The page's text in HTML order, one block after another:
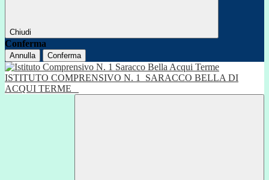
Chiudi
Conferma
Annulla Conferma
ISTITUTO COMPRENSIVO N. 1
SARACCO BELLA DI
ACQUI TERME